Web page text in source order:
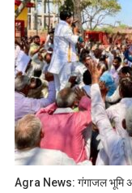
Agra News: गंगाजल भूमि